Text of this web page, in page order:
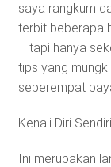
saya rangkum
terbit beberapa
– tapi hanya
tips yang
seperempat
Kenali Diri Sendiri
Ini merupakan